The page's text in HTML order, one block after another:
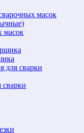
масок
масок
для сварки